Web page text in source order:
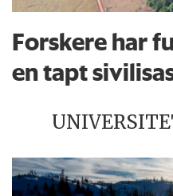
Forskere har
en tapt